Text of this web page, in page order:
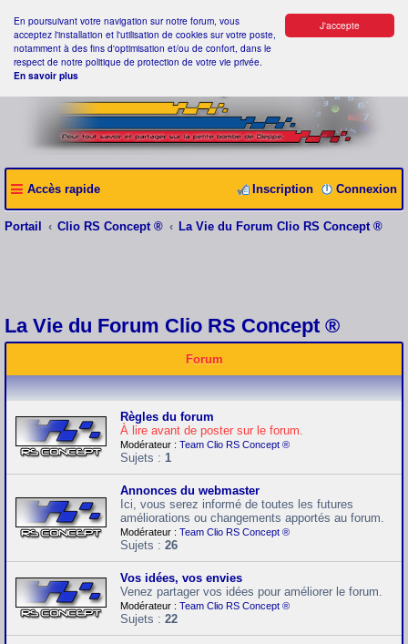
J'accepte
En poursuivant votre navigation sur notre forum, vous
acceptez l'installation et l'utilisation de cookies sur votre poste,
notamment à des fins d'optimisation et/ou de confort, dans le
respect de notre politique de protection de votre vie privée.
En savoir plus
Accès rapide Connexion
Inscription
Portail Clio RS Concept ® La Vie du Forum Clio RS Concept ®
La Vie du Forum Clio RS Concept ®
Forum
Règles du forum
À lire avant de poster sur le forum.
Modérateur : Team Clio RS Concept ®
Sujets : 1
Annonces du webmaster
Ici, vous serez informé de toutes les futures
améliorations ou changements apportés au forum.
Modérateur : Team Clio RS Concept ®
Sujets : 26
Vos idées, vos envies
Venez partager vos idées pour améliorer le forum.
Modérateur : Team Clio RS Concept ®
Sujets : 22